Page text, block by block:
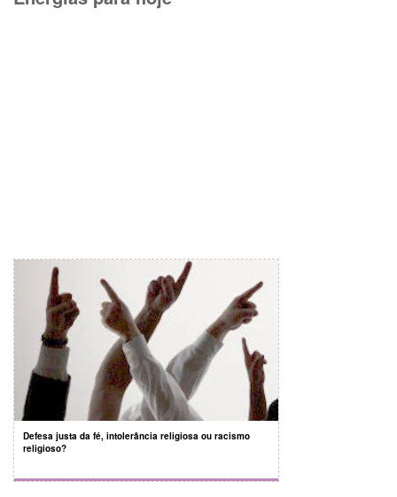
Defesa justa da fé, intolerância religiosa ou racismo
religioso?